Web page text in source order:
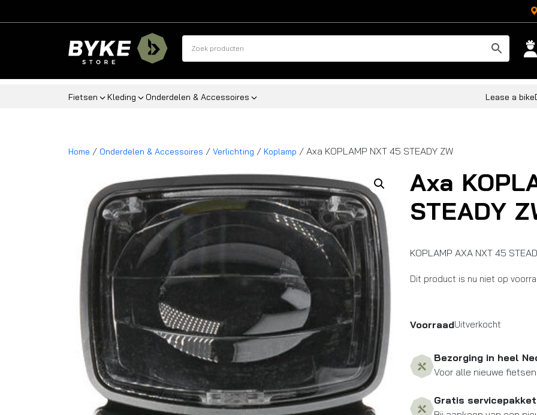
Fietsen Kleding Onderdelen & Accessoires Lease a bike
Home / Onderdelen & Accessoires / Verlichting / Koplamp / Axa KOPLAMP NXT 45 STEADY ZW
Axa
STEADY
KOPLAMP AXA NXT 45
Dit product is nu niet op
VoorraadUitverkocht
Bezorging in heel
Voor alle nieuwe fietsen
Gratis servicepakket